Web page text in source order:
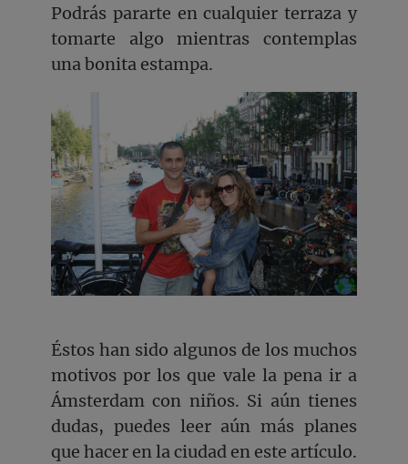
Podrás pararte en cualquier terraza y
tomarte algo mientras contemplas
una bonita estampa.
Éstos han sido algunos de los muchos
motivos por los que vale la pena ir a
Ámsterdam con niños. Si aún tienes
dudas, puedes leer aún más planes
que hacer en la ciudad en este artículo.